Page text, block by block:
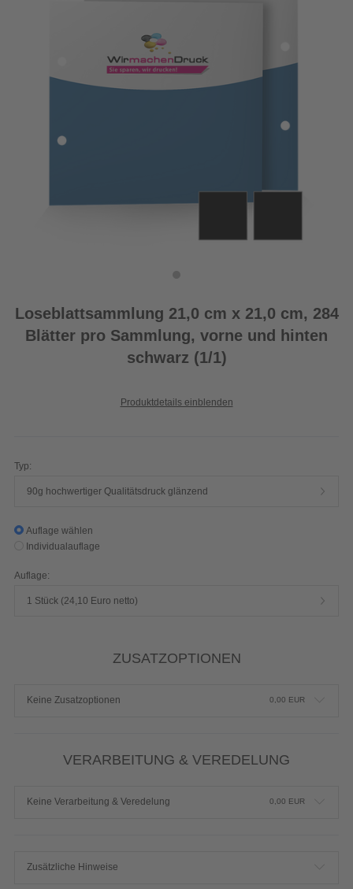
Loseblattsammlung 21,0 cm x 21,0 cm, 284
Blätter pro Sammlung, vorne und hinten
schwarz (1/1)
Produktdetails einblenden
Typ:
90g hochwertiger Qualitätsdruck glänzend
Auflage wählen
Individualauflage
Auflage:
1 Stück (24,10 Euro netto)
ZUSATZOPTIONEN
Keine Zusatzoptionen 0,00 EUR
VERARBEITUNG & VEREDELUNG
Keine Verarbeitung & Veredelung 0,00 EUR
Zusätzliche Hinweise